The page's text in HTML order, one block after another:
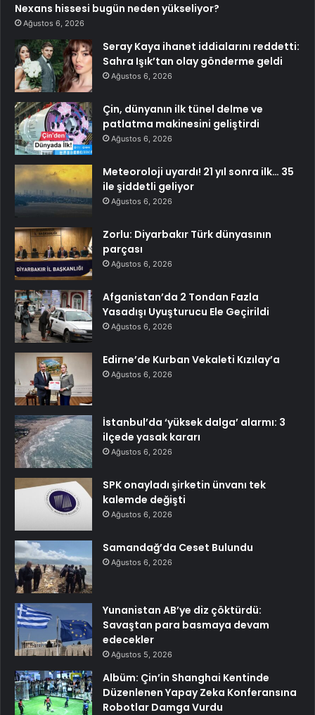
Nexans hissesi bugün neden yükseliyor?
Ağustos 6, 2026
Seray Kaya ihanet iddialarını reddetti:
Sahra Işık’tan olay gönderme geldi
Ağustos 6, 2026
Çin, dünyanın ilk tünel delme ve
patlatma makinesini geliştirdi
Ağustos 6, 2026
Meteoroloji uyardı! 21 yıl sonra ilk… 35
ile şiddetli geliyor
Ağustos 6, 2026
Zorlu: Diyarbakır Türk dünyasının
parçası
Ağustos 6, 2026
Afganistan’da 2 Tondan Fazla
Yasadışı Uyuşturucu Ele Geçirildi
Ağustos 6, 2026
Edirne’de Kurban Vekaleti Kızılay’a
Ağustos 6, 2026
İstanbul’da ‘yüksek dalga’ alarmı: 3
ilçede yasak kararı
Ağustos 6, 2026
SPK onayladı şirketin ünvanı tek
kalemde değişti
Ağustos 6, 2026
Samandağ’da Ceset Bulundu
Ağustos 6, 2026
Yunanistan AB’ye diz çöktürdü:
Savaştan para basmaya devam
edecekler
Ağustos 5, 2026
Albüm: Çin’in Shanghai Kentinde
Düzenlenen Yapay Zeka Konferansına
Robotlar Damga Vurdu